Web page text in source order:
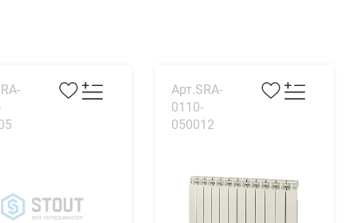
Арт.SRA-
0110-
050012